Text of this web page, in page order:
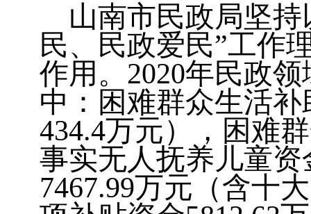
山南市民政局坚
民、民政爱民”工作
作用。 2020年民政领
中：困难群众生活补
434.4万元），困难
事实无人抚养儿童资
7467.99万元（含十